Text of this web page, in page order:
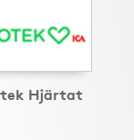
Hjärtat